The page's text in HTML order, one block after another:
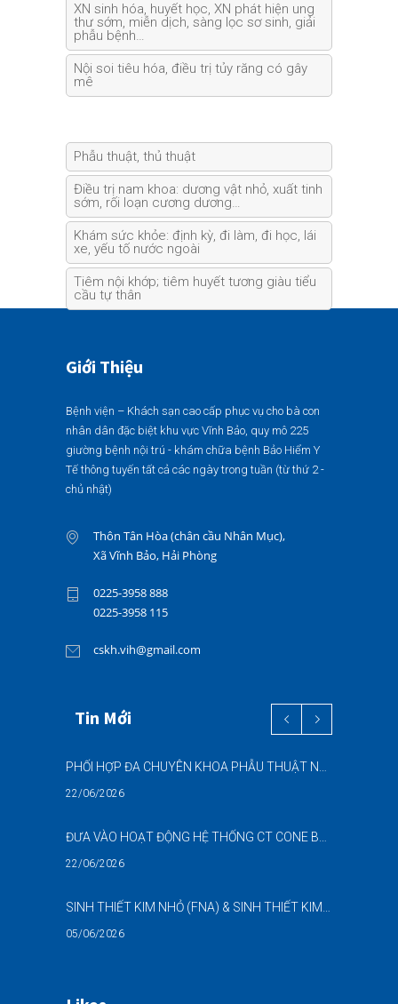
XN sinh hóa, huyết học, XN phát hiện ung
thư sớm, miễn dịch, sàng lọc sơ sinh, giải
phẫu bệnh…
Nội soi tiêu hóa, điều trị tủy răng có gây
mê
Phẫu thuật, thủ thuật
Điều trị nam khoa: dương vật nhỏ, xuất tinh
sớm, rối loạn cương dương…
Khám sức khỏe: định kỳ, đi làm, đi học, lái
xe, yếu tố nước ngoài
Tiêm nội khớp; tiêm huyết tương giàu tiểu
cầu tự thân
Giới Thiệu
Bệnh viện – Khách sạn cao cấp phục vụ cho bà con
nhân dân đặc biệt khu vực Vĩnh Bảo, quy mô 225
giường bệnh nội trú - khám chữa bệnh Bảo Hiểm Y
Tế thông tuyến tất cả các ngày trong tuần (từ thứ 2 -
chủ nhật)
Thôn Tân Hòa (chân cầu Nhân Mục),
Xã Vĩnh Bảo, Hải Phòng
0225-3958 888
0225-3958 115
cskh.vih@gmail.com
Tin Mới
22/06/2026
22/06/2026
05/06/2026